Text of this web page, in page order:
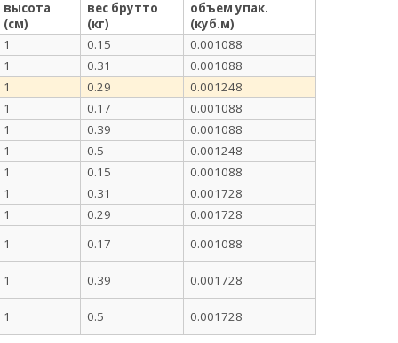
высота
(см)
вес брутто
(кг)
объем упак.
(куб.м)
1 0.15 0.001088
1 0.31 0.001088
1 0.29 0.001248
1 0.17 0.001088
1 0.39 0.001088
1 0.5 0.001248
1 0.15 0.001088
1 0.31 0.001728
1 0.29 0.001728
1 0.17 0.001088
1 0.39 0.001728
1 0.5 0.001728